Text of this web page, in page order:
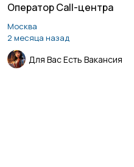
Оператор Call-центра
Москва
2 месяца назад
Для Вас Есть Вакансия